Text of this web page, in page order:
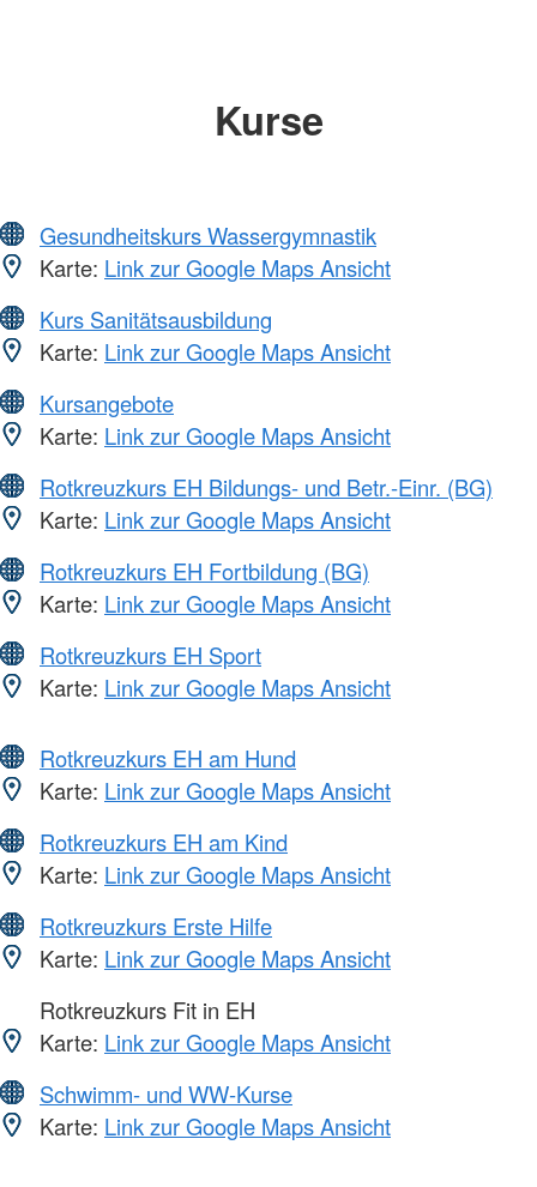
Kurse
Gesundheitskurs Wassergymnastik
Karte: Link zur Google Maps Ansicht
Kurs Sanitätsausbildung
Karte: Link zur Google Maps Ansicht
Kursangebote
Karte: Link zur Google Maps Ansicht
Rotkreuzkurs EH Bildungs- und Betr.-Einr. (BG)
Karte: Link zur Google Maps Ansicht
Rotkreuzkurs EH Fortbildung (BG)
Karte: Link zur Google Maps Ansicht
Rotkreuzkurs EH Sport
Karte: Link zur Google Maps Ansicht
Rotkreuzkurs EH am Hund
Karte: Link zur Google Maps Ansicht
Rotkreuzkurs EH am Kind
Karte: Link zur Google Maps Ansicht
Rotkreuzkurs Erste Hilfe
Karte: Link zur Google Maps Ansicht
Rotkreuzkurs Fit in EH
Karte: Link zur Google Maps Ansicht
Schwimm- und WW-Kurse
Karte: Link zur Google Maps Ansicht